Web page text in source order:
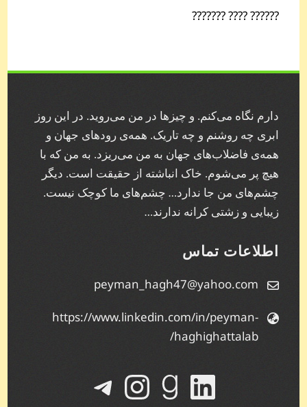
?????? ???? ???????
دارم نگاه می‌کنم. و چیز‌ها در من می‌روید. در این روز
ابری چه روشنم و چه تاریک. همه‌ی رودهای جهان و
همه‌ی فاضلاب‌های جهان به من می‌ریزد. به من که با
هیچ پر می‌شوم. خاک انباشته از حقیقت است. دیگر
چشم‌های من جا ندارد… چشم‌های ما کوچک نیست.
زیبایی و زشتی کرانه ندارند…
اطلاعات تماس
peyman_hagh47@yahoo.com
https://www.linkedin.com/in/peyman-
haghighattalab/
لینکداین
گودریدز
اینستاگرم
تلگرام